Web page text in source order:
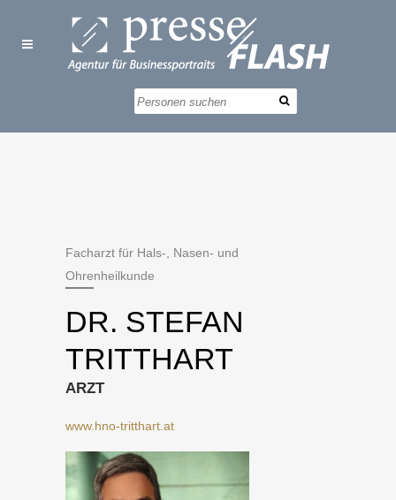
Facharzt für Hals-, Nasen- und
Ohrenheilkunde
DR. STEFAN
TRITTHART
ARZT
www.hno-tritthart.at